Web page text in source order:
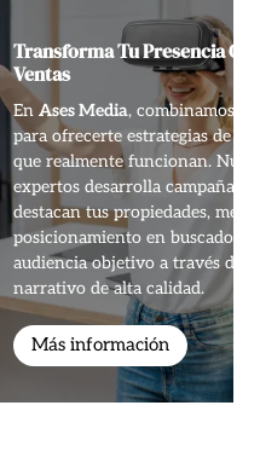
y Aumenta Tus
creatividad y tecnología
marketing inmobiliario
equipo de
personalizadas que
tu
y conectan con tu
contenido visual y